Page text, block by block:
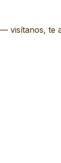
visítanos, te